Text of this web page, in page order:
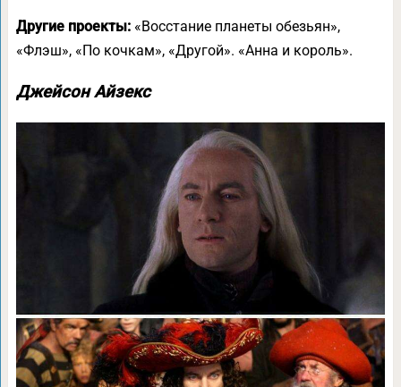
Другие проекты:«Восстание планеты обезьян»,
«Флэш», «По кочкам», «Другой». «Анна и король».
Джейсон Айзекс